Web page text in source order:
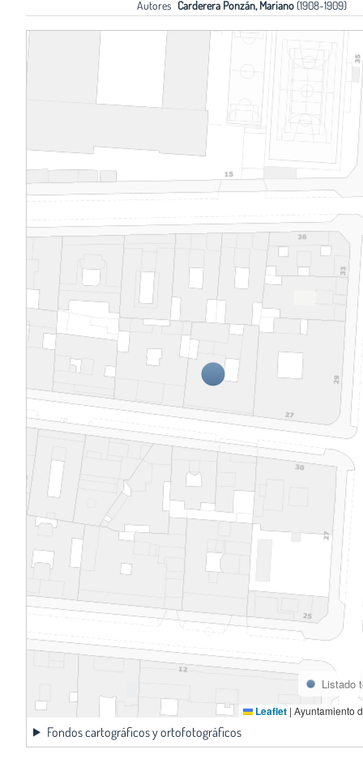
Autores Carderera Ponzán, Mariano(1908-1909)
Listado
Leaflet | Ayuntamiento
Fondos cartográficos y ortofotográficos